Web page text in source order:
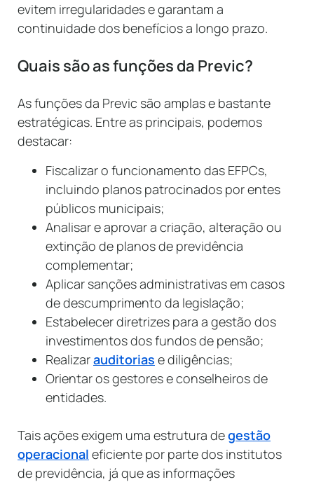
evitem irregularidades e garantam a
continuidade dos benefícios a longo prazo.
Quais são as funções da Previc?
As funções da Previc são amplas e bastante
estratégicas. Entre as principais, podemos
destacar:
Fiscalizar o funcionamento das EFPCs,
incluindo planos patrocinados por entes
públicos municipais;
Analisar e aprovar a criação, alteração ou
extinção de planos de previdência
complementar;
Aplicar sanções administrativas em casos
de descumprimento da legislação;
Estabelecer diretrizes para a gestão dos
investimentos dos fundos de pensão;
Realizarauditorias e diligências;
Orientar os gestores e conselheiros de
entidades.
Tais ações exigem uma estrutura degestão
operacional eficiente por parte dos institutos
de previdência, já que as informações